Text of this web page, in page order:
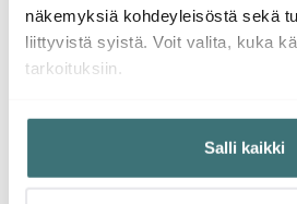
näkemyksiä kohdeyleisöstä sekä
liittyvistä syistä. Voit valita, kuka
tarkoituksiin.
Jos sallit, haluamme myös tehdä
Kerätä tietoja
mahdollisesti muutaman
Salli kaikki
Saatat pitää
HYVÄ DIILI